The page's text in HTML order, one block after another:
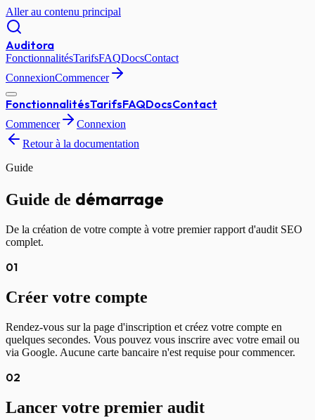
Aller au contenu principal
Auditora
FonctionnalitésTarifsFAQDocsContact
ConnexionCommencer
FonctionnalitésTarifsFAQDocsContact
Commencer
Connexion
Retour à la documentation
Guide
Guide de démarrage
De la création de votre compte à votre premier rapport d'audit SEO
complet.
01
Créer votre compte
Rendez-vous sur la page d'inscription et créez votre compte en
quelques secondes. Vous pouvez vous inscrire avec votre email ou
via Google. Aucune carte bancaire n'est requise pour commencer.
02
Lancer votre premier audit